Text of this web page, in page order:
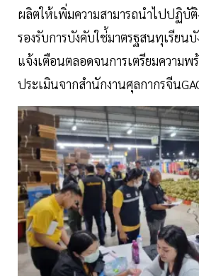
ผลิตให้เพิ่มความสามารถนำไปปฏิบัติ
รองรับการบังคับใช่้มาตรฐสนทุเรียน
แจ้งเตือนตลอดจนการเตรียมความพ
ประเมินจากสำนักงานศุลกากรจีน